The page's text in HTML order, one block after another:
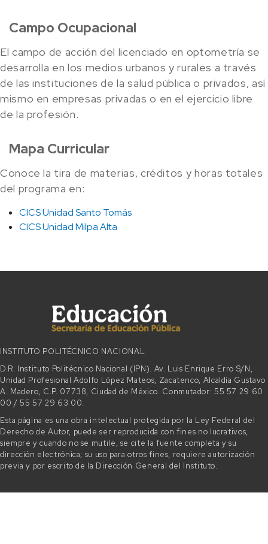
Campo Ocupacional
El campo de acción del licenciado en optometría se
desarrolla en los medios urbanos y rurales a través
de las instituciones de la salud pública o privados, así
mismo en empresas privadas o en el ejercicio libre
de la profesión.
Mapa Curricular
Conoce la tira de materias, créditos y horas totales
del programa en:
CICS Unidad Santo Tomás
CICS Unidad Milpa Alta
INSTITUTO POLITÉCNICO NACIONAL
D.R. Instituto Politécnico Nacional (IPN). Av. Luis Enrique Erro S/N,
Unidad Profesional Adolfo López Mateos, Zacatenco, Alcaldía Gustavo
A. Madero, C.P. 07738, Ciudad de México. Conmutador: 55 57 29 60
00 / 55 57 29 63 00.
Esta página es una obra intelectual protegida por la Ley Federal del
Derecho de Autor, puede ser reproducida con fines no lucrativos,
siempre y cuando no se mutile, se cite la fuente completa y su
dirección electrónica; su uso para otros fines, requiere autorización
previa y por escrito de la Dirección General del Instituto.